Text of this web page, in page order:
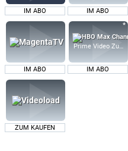
IM ABO IM ABO
IM ABO
Prime Video
IM ABO
ZUM KAUFEN